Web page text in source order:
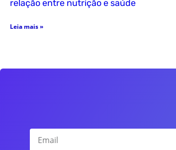
relação entre nutrição e saúde
Leia mais »